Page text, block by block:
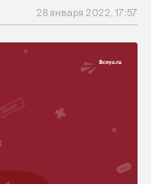
28 января 2022, 17:57